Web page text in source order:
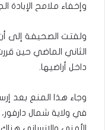
وإخفاء ملامح الإبادة
ولفتت الصحيفة إلى
الثاني الماضي حين
داخل أراضيها.
وجاء هذا المنع بعد
في ولاية شمال دارفور،
الأمني والإنساني